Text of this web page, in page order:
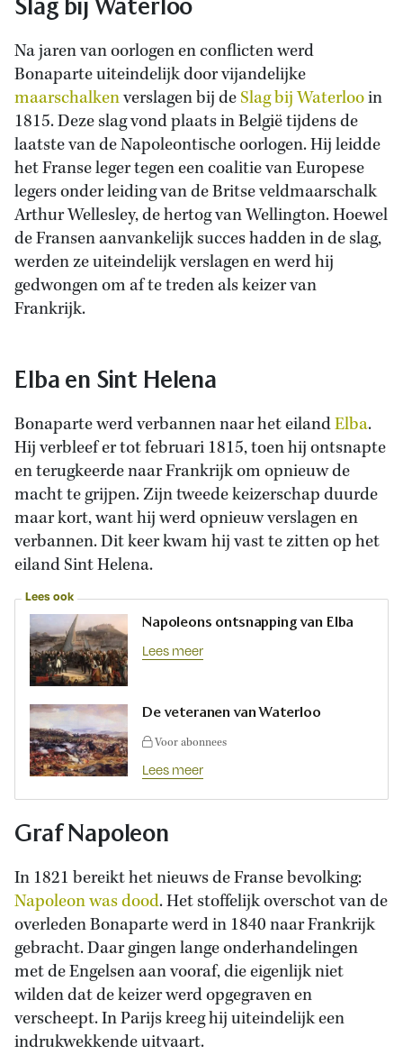
Slag bij Waterloo
Na jaren van oorlogen en conflicten werd
Bonaparte uiteindelijk door vijandelijke
maarschalkenverslagen bij deSlag bij Waterlooin
1815. Deze slag vond plaats in België tijdens de
laatste van de Napoleontische oorlogen. Hij leidde
het Franse leger tegen een coalitie van Europese
legers onder leiding van de Britse veldmaarschalk
Arthur Wellesley, de hertog van Wellington. Hoewel
de Fransen aanvankelijk succes hadden in de slag,
werden ze uiteindelijk verslagen en werd hij
gedwongen om af te treden als keizer van
Frankrijk.
Elba en Sint Helena
Bonaparte werd verbannen naar het eilandElba.
Hij verbleef er tot februari 1815, toen hij ontsnapte
en terugkeerde naar Frankrijk om opnieuw de
macht te grijpen. Zijn tweede keizerschap duurde
maar kort, want hij werd opnieuw verslagen en
verbannen. Dit keer kwam hij vast te zitten op het
eiland Sint Helena.
Lees ook
Napoleons ontsnapping van Elba
Lees meer
De veteranen van Waterloo
Voor abonnees
Lees meer
Graf Napoleon
In 1821 bereikt het nieuws de Franse bevolking:
Napoleon was dood. Het stoffelijk overschot van de
overleden Bonaparte werd in 1840 naar Frankrijk
gebracht. Daar gingen lange onderhandelingen
met de Engelsen aan vooraf, die eigenlijk niet
wilden dat de keizer werd opgegraven en
verscheept. In Parijs kreeg hij uiteindelijk een
indrukwekkende uitvaart.